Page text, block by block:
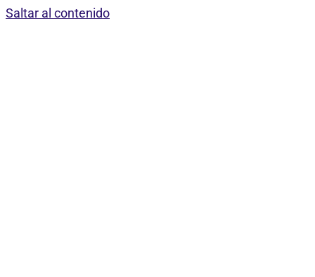
Saltar al contenido